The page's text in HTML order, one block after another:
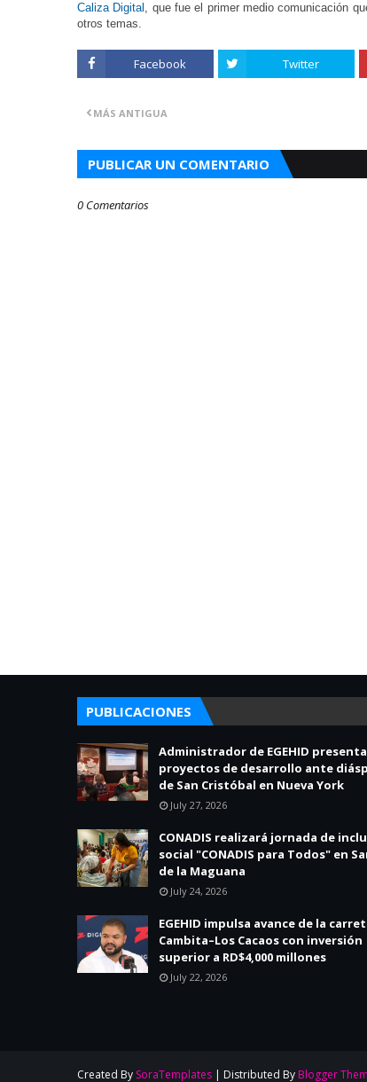
Caliza Digital , que fue el primer medio comunicación
otros temas.
Facebook Twitter
MÁS ANTIGUA
PUBLICAR UN COMENTARIO
0 Comentarios
PUBLICACIONES
Administrador de EGEHID presenta
proyectos de desarrollo ante
de San Cristóbal en Nueva York
July 27, 2026
CONADIS realizará jornada de
social "CONADIS para Todos" en
de la Maguana
July 24, 2026
EGEHID impulsa avance de la
Cambita–Los Cacaos con inversión
superior a RD$4,000 millones
July 22, 2026
Created By SoraTemplates | Distributed By Blogger